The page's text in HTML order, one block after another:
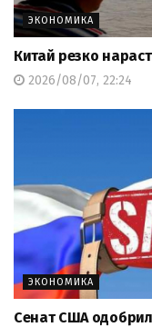
ЭКОНОМИКА
Китай резко
2026/08/07, 22:24
ЭКОНОМИКА
Сенат США